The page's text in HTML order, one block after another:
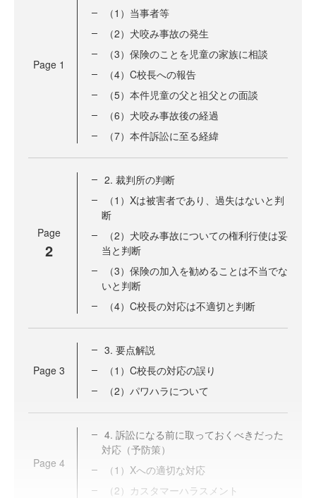
Page 1
（1）当事者等
（2）犬咬み事故の発生
（3）保険のことを児童の家族に相談
（4）C校長への報告
（5）本件児童の父と祖父との面談
（6）犬咬み事故後の経過
（7）本件訴訟に至る経緯
Page
2
2. 裁判所の判断
（1）Xは被害者であり、過失はないと判
断
（2）犬咬み事故についての権利行使は妥
当と判断
（3）保険の加入を勧めることは不当でな
いと判断
（4）C校長の対応は不適切と判断
Page 3
3. 要点解説
（1）C校長の対応の誤り
（2）パワハラについて
Page 4
4. 訴訟になる前に取っておくべきだった
対応（予防策）
（1）Xへの適切な対応
（2）カスタマーハラスメント